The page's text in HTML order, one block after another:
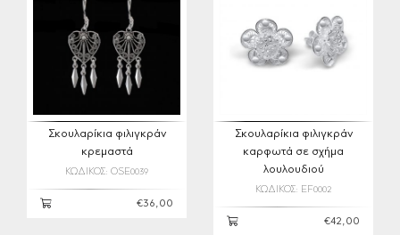
Σκουλαρίκια φιλιγκράν
κρεμαστά
ΚΩΔΙΚΟΣ: OSE0039
€36,00
Σκουλαρίκια φιλιγκράν
καρφωτά σε σχήμα
λουλουδιού
ΚΩΔΙΚΟΣ: EF0002
€42,00